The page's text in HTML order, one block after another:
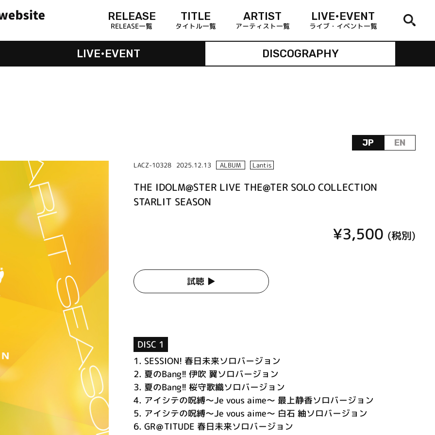
RELEASE
RELEASE一覧
TITLE
タイトル一覧
ARTIST
アーティスト一覧
LIVE•EVENT
ライブ・イベント一覧
LIVE•EVENT DISCOGRAPHY
JP EN
LACZ-10328 2025.12.13 ALBUM Lantis
THE IDOLM@STER LIVE THE@TER SOLO COLLECTION
STARLIT SEASON
¥3,500 (税別)
試聴 ▶︎
DISC 1
1. SESSION! 春日未来ソロバージョン
2. 夏のBang!! 伊吹 翼ソロバージョン
3. 夏のBang!! 桜守歌織ソロバージョン
4. アイシテの呪縛～Je vous aime～ 最上静香ソロバージョン
5. アイシテの呪縛～Je vous aime～ 白石 紬ソロバージョン
6. GR＠TITUDE 春日未来ソロバージョン